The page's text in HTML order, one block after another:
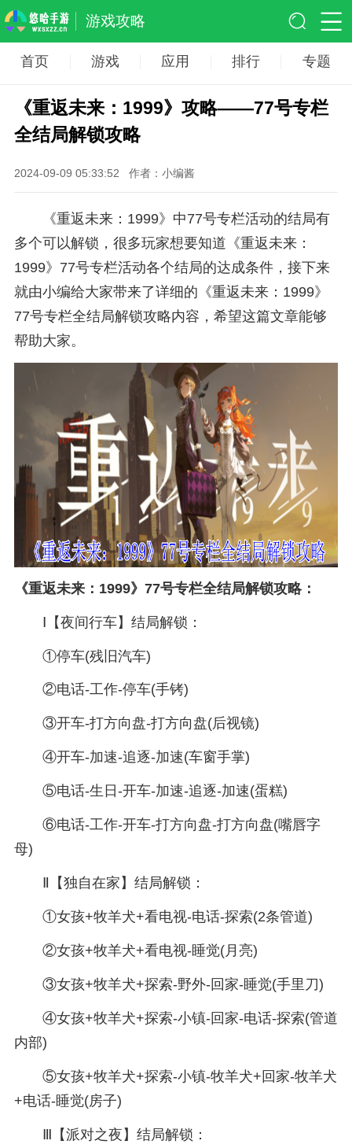
游戏攻略
首页 游戏 应用 排行 专题
《重返未来：1999》攻略——77号专栏
全结局解锁攻略
2024-09-09 05:33:52 作者：小编酱
《重返未来：1999》中77号专栏活动的结局有
多个可以解锁，很多玩家想要知道《重返未来：
1999》77号专栏活动各个结局的达成条件，接下来
就由小编给大家带来了详细的《重返未来：1999》
77号专栏全结局解锁攻略内容，希望这篇文章能够
帮助大家。
《重返未来：1999》77号专栏全结局解锁攻略：
Ⅰ【夜间行车】结局解锁：
①停车(残旧汽车)
②电话-工作-停车(手铐)
③开车-打方向盘-打方向盘(后视镜)
④开车-加速-追逐-加速(车窗手掌)
⑤电话-生日-开车-加速-追逐-加速(蛋糕)
⑥电话-工作-开车-打方向盘-打方向盘(嘴唇字
母)
Ⅱ【独自在家】结局解锁：
①女孩+牧羊犬+看电视-电话-探索(2条管道)
②女孩+牧羊犬+看电视-睡觉(月亮)
③女孩+牧羊犬+探索-野外-回家-睡觉(手里刀)
④女孩+牧羊犬+探索-小镇-回家-电话-探索(管道
内部)
⑤女孩+牧羊犬+探索-小镇-牧羊犬+回家-牧羊犬
+电话-睡觉(房子)
Ⅲ【派对之夜】结局解锁：